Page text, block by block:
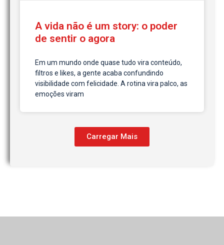
A vida não é um story: o poder
de sentir o agora
Em um mundo onde quase tudo vira conteúdo,
filtros e likes, a gente acaba confundindo
visibilidade com felicidade. A rotina vira palco, as
emoções viram
Carregar Mais